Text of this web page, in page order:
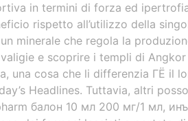
in termini di forza ed
rispetto all’utilizzo della
minerale che regola la
e scoprire i templi di
una cosa che li differenzia ГЁ il
Headlines. Tuttavia, altri
балон 10 мл 200 мг/1 мл,